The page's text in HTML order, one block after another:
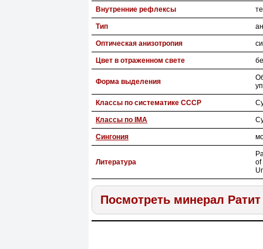
Внутренние рефлексы
Тип
Оптическая анизотропия
Цвет в отраженном свете
Форма выделения
Классы по систематике СССР
Классы по IMA
Сингония
Литература
of
Посмотреть минерал